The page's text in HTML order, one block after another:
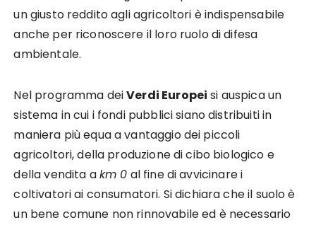
un giusto reddito agli agricoltori è indispensabile
anche per riconoscere il loro ruolo di difesa
ambientale.
Nel programma deiVerdi Europei si auspica un
sistema in cui i fondi pubblici siano distribuiti in
maniera più equa a vantaggio dei piccoli
agricoltori, della produzione di cibo biologico e
della vendita akm 0 al fine di avvicinare i
coltivatori ai consumatori. Si dichiara che il suolo è
un bene comune non rinnovabile ed è necessario